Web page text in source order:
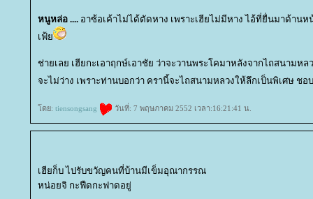
หนูหล่อ .... อาซ้อเค้าไม่ได้ตัดหาง เพราะเฮียไม่มีหาง ไอ้ที่ยื่นมาด้านห
เฟ้
ช่ายเลย เฮียกะเอาฤกษ์เอาชัย ว่าจะวานพระโคมาหลังจากไถสนามหล
จะไม่ว่าง เพราะท่านบอกว่า ครานี้จะไถสนามหลวงให้ลึกเป็นพิเศษ ช
ดย: tiensongsang วันที่: 7 พฤษภาคม 2552 เวลา:16:21:41 น.
เฮียก็บ ไปรับขวัญคนที่บ้านมีเข็มอุณากรรณ
หน่อยจิ กะฟืดกะฟาดอยู่